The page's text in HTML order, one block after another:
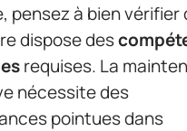
pensez à bien vérifier
dispose des
requises. La
nécessite des
pointues dans